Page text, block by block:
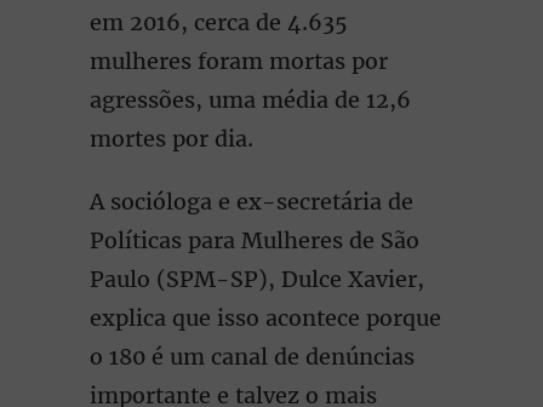
em 2016, cerca de 4.635
mulheres foram mortas por
agressões, uma média de 12,6
mortes por dia.
A socióloga e ex-secretária de
Políticas para Mulheres de São
Paulo (SPM-SP), Dulce Xavier,
explica que isso acontece porque
o 180 é um canal de denúncias
importante e talvez o mais